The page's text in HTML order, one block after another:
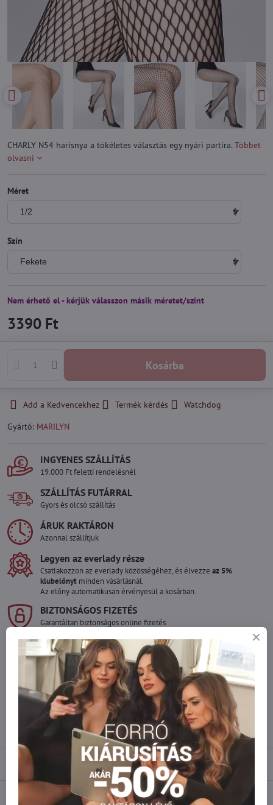
CHARLY N54 harisnya a tökéletes választás egy nyári partira. Többet
olvasni
Méret
Szín
Nem érhető el - kérjük válasszon másik méretet/színt
3390 Ft
Kosárba
Add a Kedvencekhez Termék kérdés
Watchdog
Gyártó: MARILYN
INGYENES SZÁLLÍTÁS
19.000 Ft feletti rendelésnél
SZÁLLÍTÁS FUTÁRRAL
Gyors és olcsó szállítás
ÁRUK RAKTÁRON
Azonnal szállítjuk
Legyen az everlady része
Csatlakozzon az everlady közösségéhez, és élvezze az 5%
klubelőnyt minden vásárlásnál.
Az előny automatikusan érvényesül a kosárban.
BIZTONSÁGOS FIZETÉS
Garantáltan biztonságos online fizetés
Szeretne több terméket rendelni mint
amennyi raktáron van?
Ne habozzon kapcsolatba lépni velünk, raktárra szállítjuk az árut!
info​@everlady​.eu
Leírás
Vélemények 0